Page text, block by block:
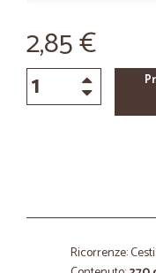
2,85 €
Ricorrenze: